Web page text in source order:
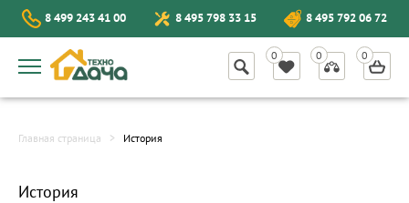
8 499 243 41 00 8 495 798 33 15 8 495 792 06 72
Главная страница История
История